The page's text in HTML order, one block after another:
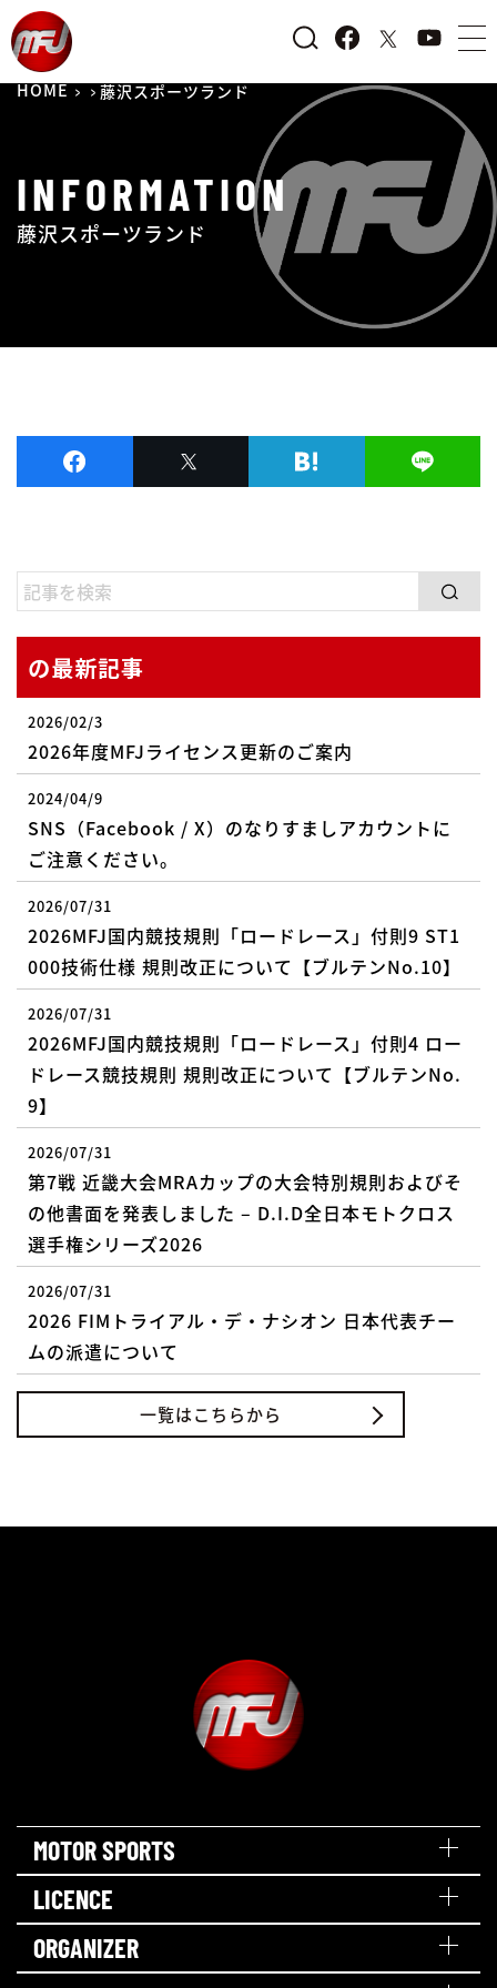
HOME 藤沢スポーツランド
INFORMATION
藤沢スポーツランド
の最新記事
2026/02/3
2026年度MFJライセンス更新のご案内
2024/04/9
SNS（Facebook / X）のなりすましアカウントに
ご注意ください。
2026/07/31
2026MFJ国内競技規則「ロードレース」付則9 ST1
000技術仕様 規則改正について【ブルテンNo.10】
2026/07/31
2026MFJ国内競技規則「ロードレース」付則4 ロー
ドレース競技規則 規則改正について【ブルテンNo.
9】
2026/07/31
第7戦 近畿大会MRAカップの大会特別規則およびそ
の他書面を発表しました – D.I.D全日本モトクロス
選手権シリーズ2026
2026/07/31
2026 FIMトライアル・デ・ナシオン 日本代表チー
ムの派遣について
一覧はこちらから
MOTOR SPORTS
LICENCE
ORGANIZER